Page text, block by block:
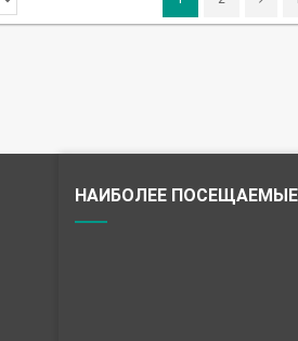
НАИБОЛЕЕ ПОСЕЩАЕМЫЕ